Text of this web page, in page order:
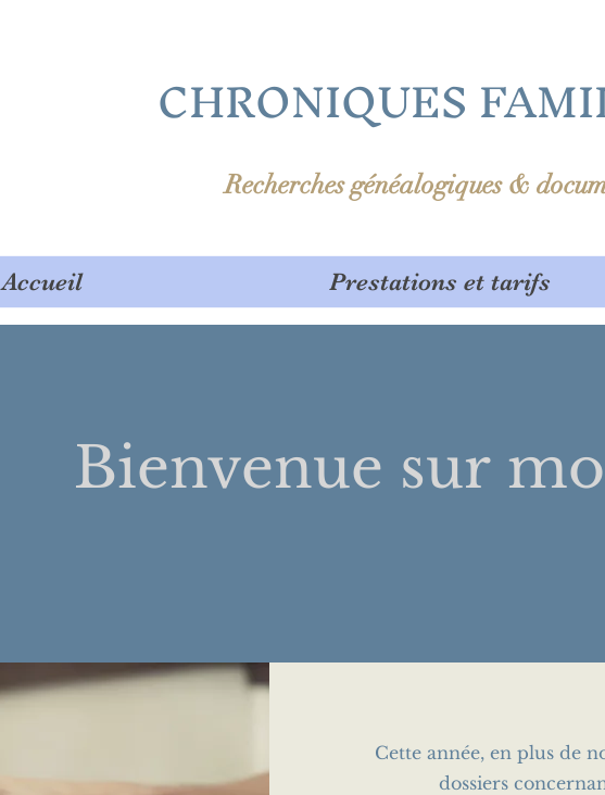
CHRONIQUES
Recherches généalogiques &
Accueil Prestations et tarifs
Bienvenue sur
Cette année, en plus de
dossiers